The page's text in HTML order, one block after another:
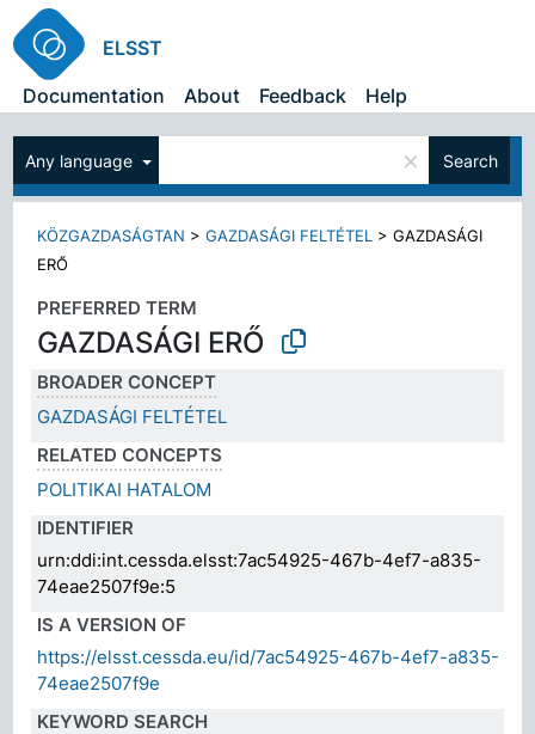
ELSST
Documentation
About Feedback Help
Any language × Search
KÖZGAZDASÁGTAN >GAZDASÁGI FELTÉTEL >GAZDASÁGI
ERŐ
PREFERRED TERM
GAZDASÁGI ERŐ
BROADER CONCEPT
GAZDASÁGI FELTÉTEL
RELATED CONCEPTS
POLITIKAI HATALOM
IDENTIFIER
urn:ddi:int.cessda.elsst:7ac54925-467b-4ef7-a835-
74eae2507f9e:5
IS A VERSION OF
https://elsst.cessda.eu/id/7ac54925-467b-4ef7-a835-
74eae2507f9e
KEYWORD SEARCH